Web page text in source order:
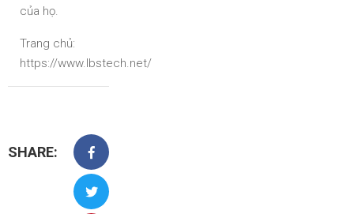
của họ.
Trang chủ:
https://www.lbstech.net/
SHARE: